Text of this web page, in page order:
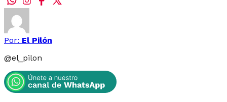
Por: El Pilón
@el_pilon